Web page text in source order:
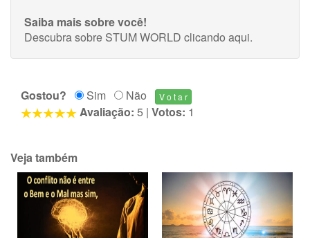
Saiba mais sobre você!
Descubra sobre STUM WORLD clicando aqui.
Gostou? Sim
Não
Avaliação: 5 | Votos: 1
Veja também